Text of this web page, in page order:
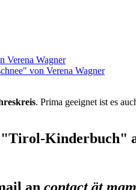
von Verena Wagner
. Prima geeignet ist es
Kinderbuch"
an contact ät